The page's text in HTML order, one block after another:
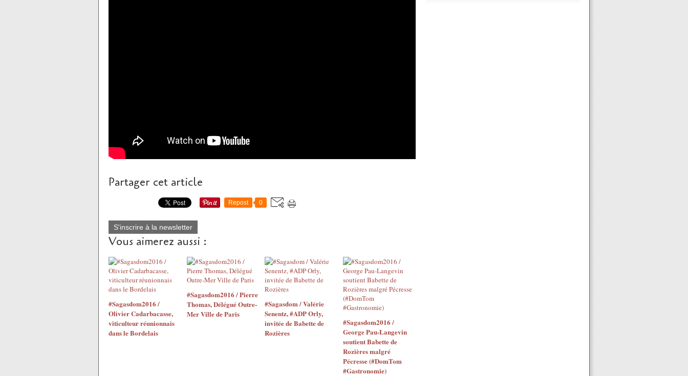
Partager cet article
Repost 0
S'inscrire à la newsletter
Vous aimerez aussi :
#Sagasdom2016 /
Olivier Cadarbacasse,
viticulteur réunionnais
dans le Bordelais
#Sagasdom2016 / Pierre
Thomas, Délégué Outre-
Mer Ville de Paris
#Sagasdom / Valérie
Senentz, #ADP Orly,
invitée de Babette de
Rozières
#Sagasdom2016 /
George Pau-Langevin
soutient Babette de
Rozières malgré
Pécresse (#DomTom
#Gastronomie)